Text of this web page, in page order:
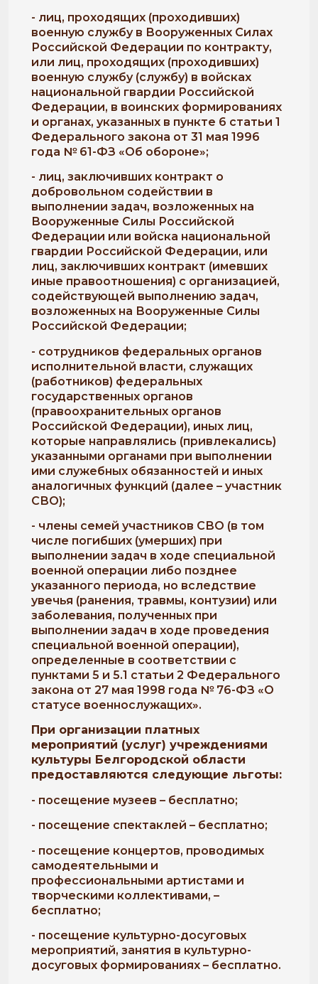
- лиц, проходящих (проходивших)
военную службу в Вооруженных Силах
Российской Федерации по контракту,
или лиц, проходящих (проходивших)
военную службу (службу) в войсках
национальной гвардии Российской
Федерации, в воинских формированиях
и органах, указанных в пункте 6 статьи 1
Федерального закона от 31 мая 1996
года № 61-ФЗ «Об обороне»;
- лиц, заключивших контракт о
добровольном содействии в
выполнении задач, возложенных на
Вооруженные Силы Российской
Федерации или войска национальной
гвардии Российской Федерации, или
лиц, заключивших контракт (имевших
иные правоотношения) с организацией,
содействующей выполнению задач,
возложенных на Вооруженные Силы
Российской Федерации;
- сотрудников федеральных органов
исполнительной власти, служащих
(работников) федеральных
государственных органов
(правоохранительных органов
Российской Федерации), иных лиц,
которые направлялись (привлекались)
указанными органами при выполнении
ими служебных обязанностей и иных
аналогичных функций (далее – участник
СВО);
- члены семей участников СВО (в том
числе погибших (умерших) при
выполнении задач в ходе специальной
военной операции либо позднее
указанного периода, но вследствие
увечья (ранения, травмы, контузии) или
заболевания, полученных при
выполнении задач в ходе проведения
специальной военной операции),
определенные в соответствии с
пунктами 5 и 5.1 статьи 2 Федерального
закона от 27 мая 1998 года № 76-ФЗ «О
статусе военнослужащих».
При организации платных
мероприятий (услуг) учреждениями
культуры Белгородской области
предоставляются следующие льготы:
- посещение музеев – бесплатно;
- посещение спектаклей – бесплатно;
- посещение концертов, проводимых
самодеятельными и
профессиональными артистами и
творческими коллективами, –
бесплатно;
- посещение культурно-досуговых
мероприятий, занятия в культурно-
досуговых формированиях – бесплатно.